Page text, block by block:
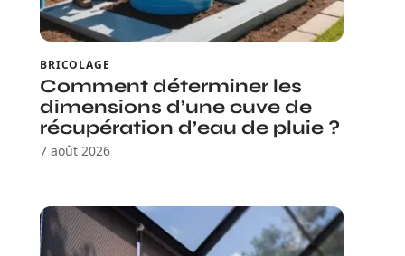
BRICOLAGE
Comment déterminer les
dimensions d’une cuve de
récupération d’eau de pluie ?
7 août 2026